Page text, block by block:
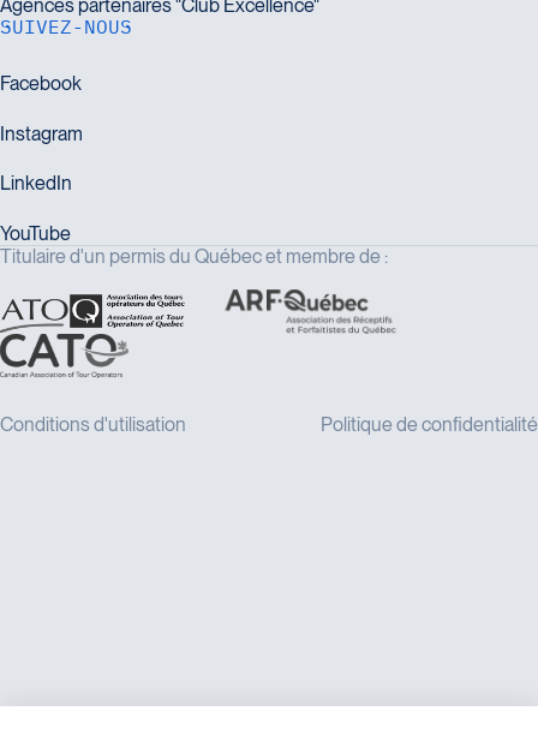
SUIVEZ-NOUS
Titulaire d'un permis du Québec et membre de :